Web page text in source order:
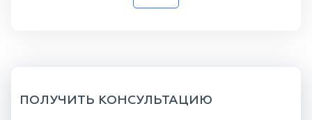
ПОЛУЧИТЬ КОНСУЛЬТАЦИЮ